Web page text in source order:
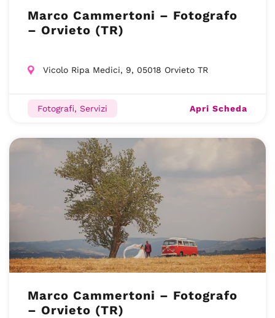
Marco Cammertoni – Fotografo
– Orvieto (TR)
Vicolo Ripa Medici, 9, 05018 Orvieto TR
Fotografi, Servizi Apri Scheda
Marco Cammertoni – Fotografo
– Orvieto (TR)